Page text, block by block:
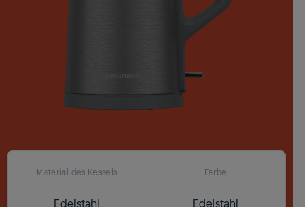
Material des Kessels
Edelstahl
Farbe
Edelstahl